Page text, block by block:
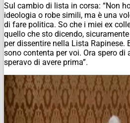
Sul cambio di lista in corsa: “Non
ideologia o robe simili, ma è una
di fare politica. So che i miei ex
quello che sto dicendo,
per dissentire nella Lista Rapinese.
sono contenta per voi. Ora spero di
speravo di avere prima”.